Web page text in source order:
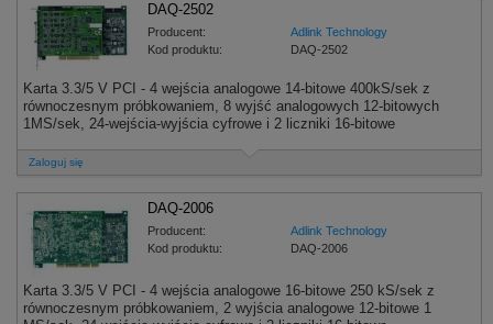
DAQ-2502
Producent:
Adlink Technology
Kod produktu:
DAQ-2502
Karta 3.3/5 V PCI - 4 wejścia analogowe 14-bitowe 400kS/sek z
równoczesnym próbkowaniem, 8 wyjść analogowych 12-bitowych
1MS/sek, 24-wejścia-wyjścia cyfrowe i 2 liczniki 16-bitowe
Zaloguj się
DAQ-2006
Producent:
Adlink Technology
Kod produktu:
DAQ-2006
Karta 3.3/5 V PCI - 4 wejścia analogowe 16-bitowe 250 kS/sek z
równoczesnym próbkowaniem, 2 wyjścia analogowe 12-bitowe 1